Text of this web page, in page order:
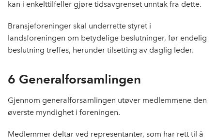
kan i enkelttilfeller gjøre tidsavgrenset unntak fra dette.
Bransjeforeninger skal underrette styret i
landsforeningen om betydelige beslutninger, før endelig
beslutning treffes, herunder tilsetting av daglig leder.
6 Generalforsamlingen
Gjennom generalforsamlingen utøver medlemmene den
øverste myndighet i foreningen.
Medlemmer deltar ved representanter, som har rett til å